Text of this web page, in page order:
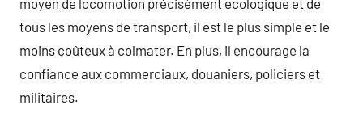
moyen de locomotion précisément écologique et de
tous les moyens de transport, il est le plus simple et le
moins coûteux à colmater. En plus, il encourage la
confiance aux commerciaux, douaniers, policiers et
militaires.